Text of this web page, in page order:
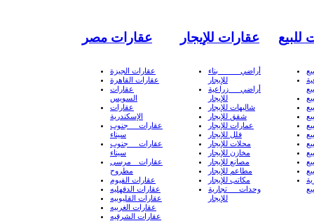
للبيع عقارات للإيجار
أراضي بناء
للإيجار
أراضي زراعية
للإيجار
شاليهات للإيجار
شقق للإيجار
عمارات للإيجار
فلل للإيجار
محلات للإيجار
مخازن للإيجار
مصانع للإيجار
مطاعم للإيجار
مكاتب للإيجار
وحدات تجارية
للإيجار
عقارات مصر
عقارات الجيزة
عقارات القاهرة
عقارات
السويس
عقارات
الإسكندرية
عقارات جنوب
سيناء
عقارات جنوب
سيناء
عقارات مرسى
مطروح
عقارات الفيوم
عقارات الدقهليه
عقارات القليوبيه
عقارات الغربيه
عقارات الشرقيه